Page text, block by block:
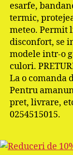
esarfe,
termic,
meteo. Permit
disconfort, se
modele intr-o
culori.
La o comanda
Pentru
pret, livrare,
0254515015.